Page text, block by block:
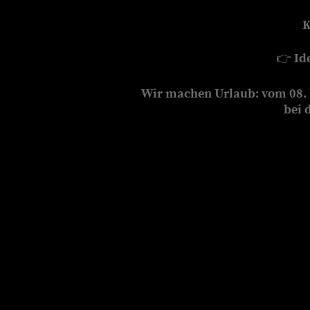
👉
Wir machen Urlaub: vom 08.
bei